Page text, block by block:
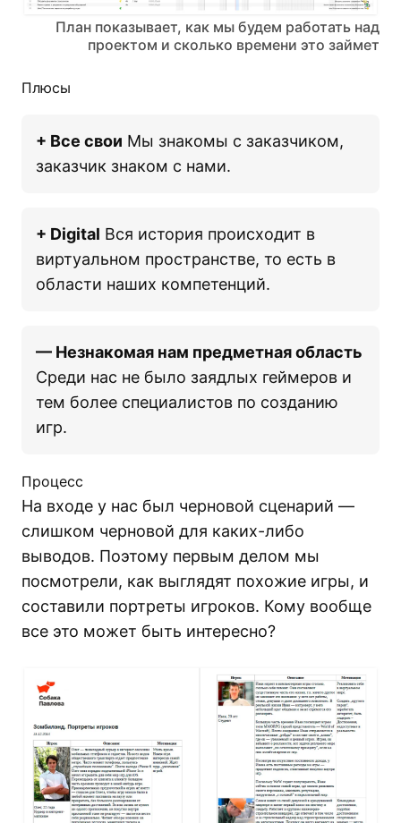
План показывает, как мы будем работать над
проектом и сколько времени это займет
Плюсы
+ Все свои Мы знакомы с заказчиком,
заказчик знаком с нами.
+ Digital Вся история происходит в
виртуальном пространстве, то есть в
области наших компетенций.
— Незнакомая нам предметная область
Среди нас не было заядлых геймеров и
тем более специалистов по созданию
игр.
Процесс
На входе у нас был черновой сценарий —
слишком черновой для каких-либо
выводов. Поэтому первым делом мы
посмотрели, как выглядят похожие игры, и
составили портреты игроков. Кому вообще
все это может быть интересно?